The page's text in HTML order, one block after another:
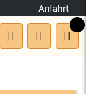
Anfahrt